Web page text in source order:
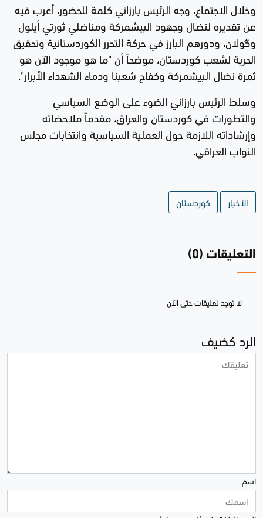
وخلال الاجتماع، وجه الرئيس بارزاني كلمة للحضور، أعرب فيه
عن تقديره لنضال وجهود البيشمركة ومناضلي ثورتي أيلول
وگولان، ودورهم البارز في حركة التحرر الكوردستانية وتحقيق
الحرية لشعب كوردستان، موضحاً أن "ما هو موجود الآن هو
ثمرة نضال البيشمركة وكفاح شعبنا ودماء الشهداء الأبرار".
وسلط الرئيس بارزاني الضوء على الوضع السياسي
والتطورات في كوردستان والعراق، مقدماً ملاحضاته
وإرشاداته اللازمة حول العملية السياسية وانتخابات مجلس
النواب العراقي.
الأخبار كوردستان
التعليقات (0)
لا توجد تعليقات حتى الآن
الرد كضيف
اسم